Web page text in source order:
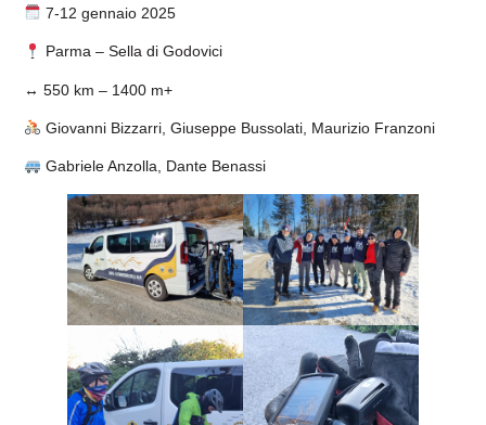
7-12 gennaio 2025
Parma – Sella di Godovici
↔️ 550 km – 1400 m+
Giovanni Bizzarri, Giuseppe Bussolati, Maurizio Franzoni
Gabriele Anzolla, Dante Benassi